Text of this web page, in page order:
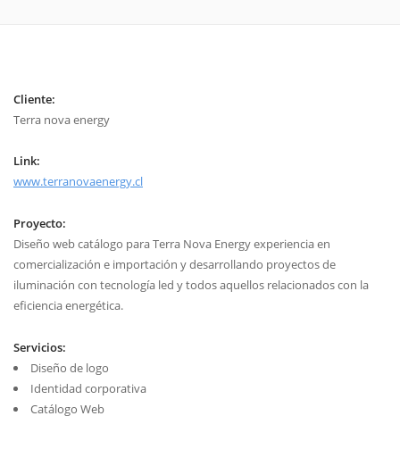
Cliente:
Terra nova energy
Link:
www.terranovaenergy.cl
Proyecto:
Diseño web catálogo para Terra Nova Energy experiencia en
comercialización e importación y desarrollando proyectos de
iluminación con tecnología led y todos aquellos relacionados con la
eficiencia energética.
Servicios:
Diseño de logo
Identidad corporativa
Catálogo Web